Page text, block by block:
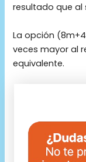
resultado que al
La opción
veces mayor al
equivalente.